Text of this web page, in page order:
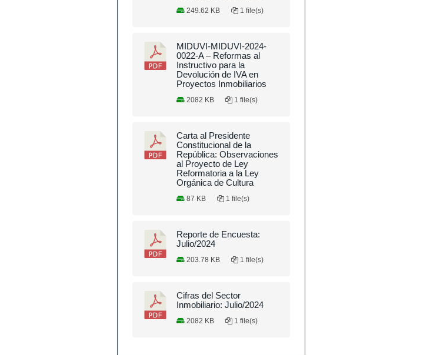
249.62 KB 1 file(s)
MIDUVI-MIDUVI-2024-
0022-A – Reformas al
Instructivo para la
Devolución de IVA en
Proyectos Inmobiliarios
2082 KB 1 file(s)
Carta al Presidente
Constitucional de la
República: Observaciones
al Proyecto de Ley
Reformatoria a la Ley
Orgánica de Cultura
87 KB 1 file(s)
Reporte de Encuesta:
Julio/2024
203.78 KB 1 file(s)
Cifras del Sector
Inmobiliario: Julio/2024
2082 KB 1 file(s)